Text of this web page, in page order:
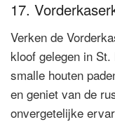
17.
Verken de
kloof gelegen in
smalle houten
en geniet van de
onvergetelijke